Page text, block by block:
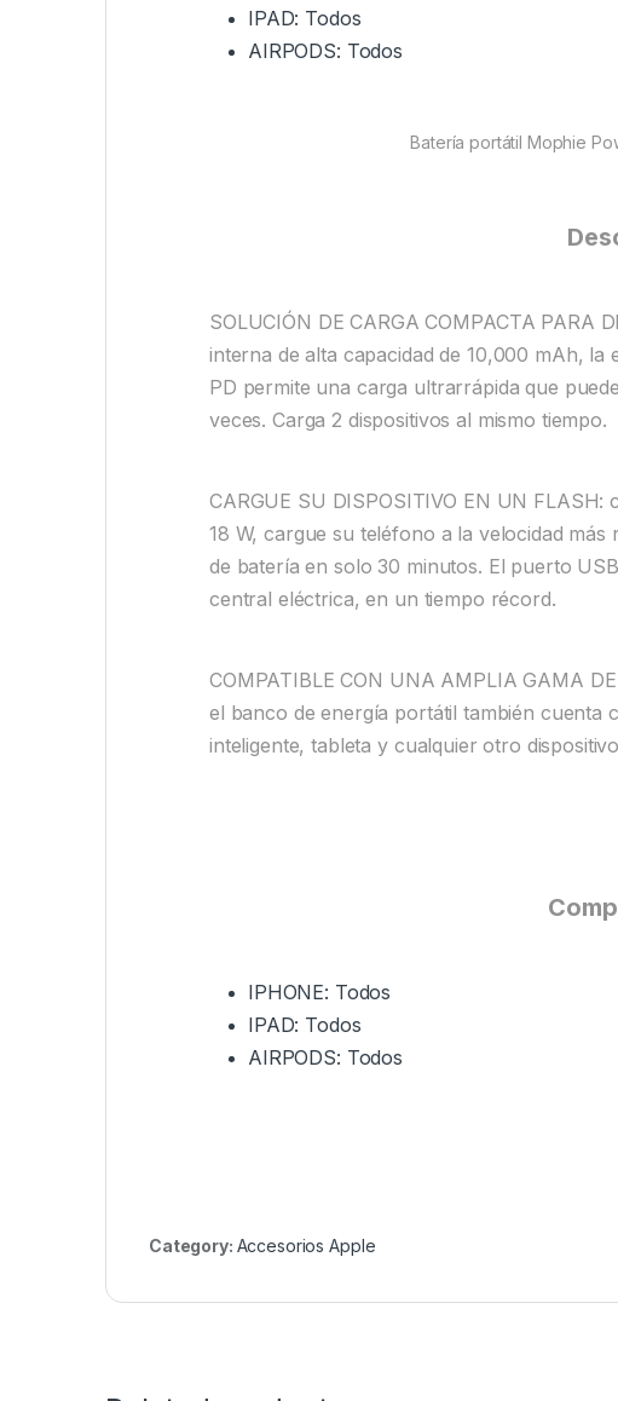
IPAD: Todos
AIRPODS: Todos
Batería portátil Mophie
SOLUCIÓN DE CARGA COMPACTA PARA
interna de alta capacidad de 10,000 mAh,
PD permite una carga ultrarrápida que
veces. Carga 2 dispositivos al mismo tiempo.
CARGUE SU DISPOSITIVO EN UN
18 W, cargue su teléfono a la velocidad
de batería en solo 30 minutos. El puerto
central eléctrica, en un tiempo récord.
COMPATIBLE CON UNA AMPLIA GAMA
el banco de energía portátil también
inteligente, tableta y cualquier otro
IPHONE: Todos
IPAD: Todos
AIRPODS: Todos
Category: Accesorios Apple